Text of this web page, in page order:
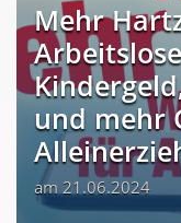
Mehr
und mehr
am 21.06.2024